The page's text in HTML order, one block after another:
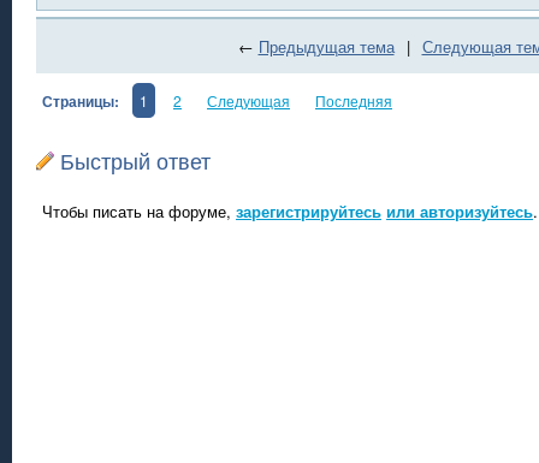
← Предыдущая тема | Следующая
Страницы: 1 2 Следующая Последняя
Быстрый ответ
Чтобы писать на форуме, зарегистрируйтесь или авторизуйтесь.